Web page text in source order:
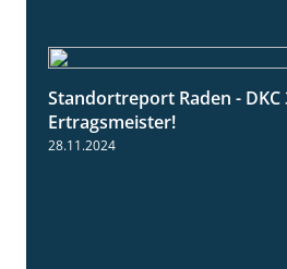
Standortreport Raden - DKC
Ertragsmeister!
28.11.2024